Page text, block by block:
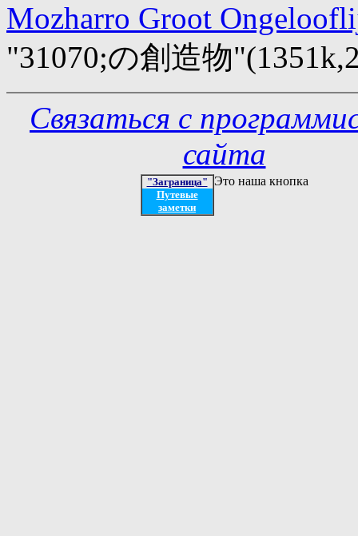
Mozharro Groot
"31070;の創造物
Связаться с
сайта
"Заграница"
Путевые
заметки
Это наша кнопка